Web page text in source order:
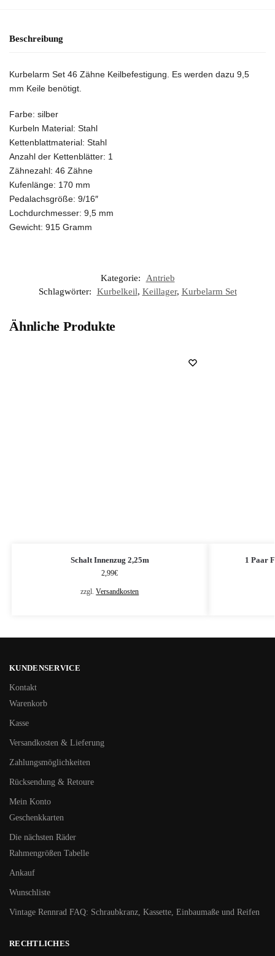
Beschreibung
Kurbelarm Set 46 Zähne Keilbefestigung. Es werden dazu 9,5
mm Keile benötigt.
Farbe: silber
Kurbeln Material: Stahl
Kettenblattmaterial: Stahl
Anzahl der Kettenblätter: 1
Zähnezahl: 46 Zähne
Kufenlänge: 170 mm
Pedalachsgröße: 9/16″
Lochdurchmesser: 9,5 mm
Gewicht: 915 Gramm
Kategorie:
Antrieb
Schlagwörter:
Kurbelkeil, Keillager, Kurbelarm Set
Ähnliche Produkte
Schalt Innenzug 2,25m
2,99€
zzgl.Versandkosten
1 Paar
KUNDENSERVICE
Kontakt
Warenkorb
Kasse
Versandkosten & Lieferung
Zahlungsmöglichkeiten
Rücksendung & Retoure
Mein Konto
Geschenkkarten
Die nächsten Räder
Rahmengrößen Tabelle
Ankauf
Wunschliste
Vintage Rennrad FAQ: Schraubkranz, Kassette, Einbaumaße und Reifen
RECHTLICHES